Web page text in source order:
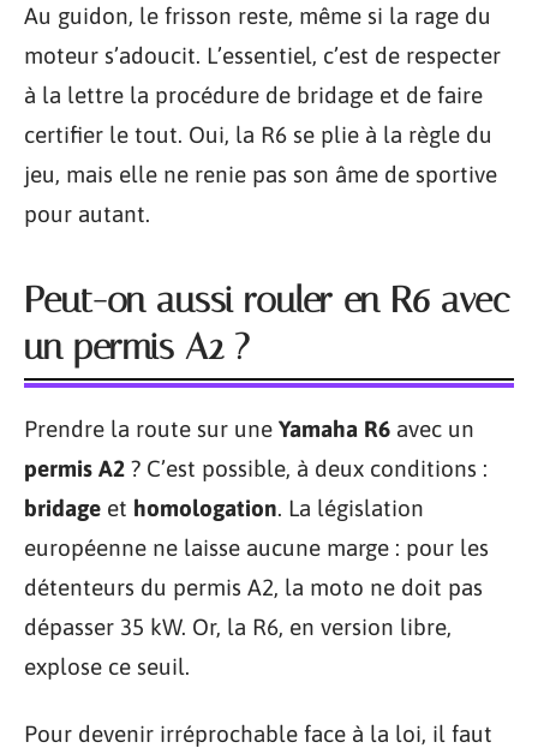
Au guidon, le frisson reste, même si la rage du
moteur s’adoucit. L’essentiel, c’est de respecter
à la lettre la procédure de bridage et de faire
certifier le tout. Oui, la R6 se plie à la règle du
jeu, mais elle ne renie pas son âme de sportive
pour autant.
Peut-on aussi rouler en R6 avec
un permis A2 ?
Prendre la route sur une Yamaha R6 avec un
permis A2 ? C’est possible, à deux conditions :
bridage et homologation. La législation
européenne ne laisse aucune marge : pour les
détenteurs du permis A2, la moto ne doit pas
dépasser 35 kW. Or, la R6, en version libre,
explose ce seuil.
Pour devenir irréprochable face à la loi, il faut